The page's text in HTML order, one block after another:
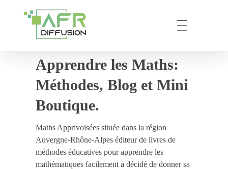
AFR – DIFFUSION
Apprendre les Maths:
Méthodes, Blog et Mini
Boutique.
Maths Apprivoisées située dans la région
Auvergne-Rhône-Alpes éditeur de livres de
méthodes éducatives pour apprendre les
mathématiques facilement a décidé de donner sa